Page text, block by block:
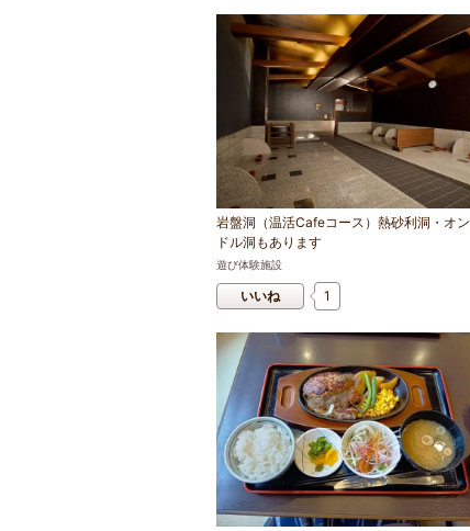
岩盤洞（温活Cafeコース）熱砂利洞・オン
ドル洞もあります
遊び体験施設
いいね 1